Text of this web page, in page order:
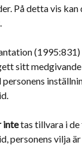
På detta vis
(1995:831)
sitt
intetas tillvara i
personens vilja